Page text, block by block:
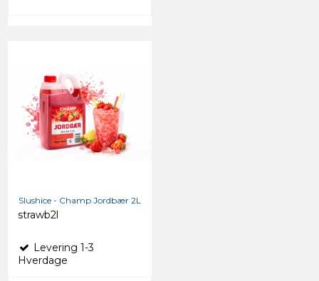
Slushice - Champ Jordbær 2L
strawb2l
Levering 1-3
Hverdage